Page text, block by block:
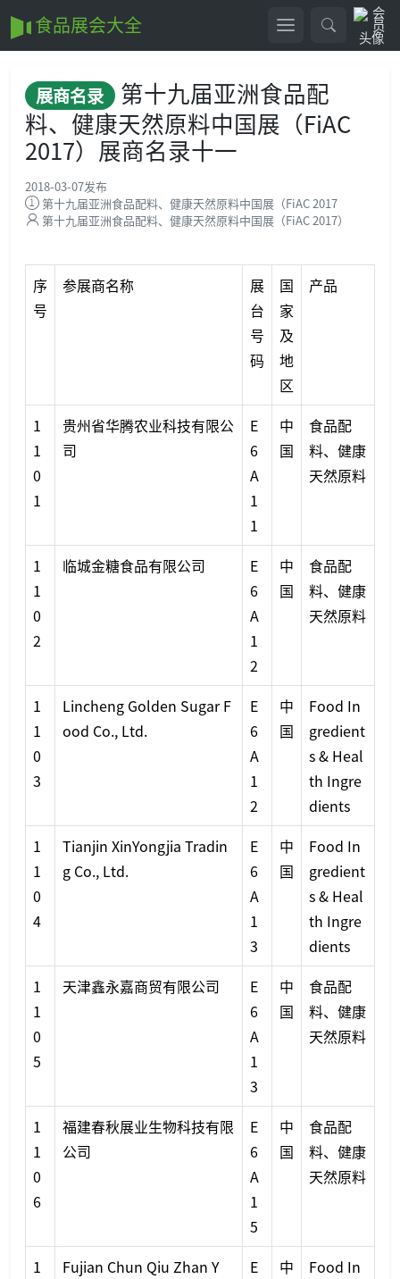
食品展会大全
展商名录 第十九届亚洲食品配
料、健康天然原料中国展（FiAC
2017）展商名录十一
2018-03-07发布
第十九届亚洲食品配料、健康天然原料中国展（FiAC 2017
第十九届亚洲食品配料、健康天然原料中国展（FiAC 2017）
序
号
参展商名称
展
台
号
码
国
家
及
地
区
产品
1
1
0
1
贵州省华腾农业科技有限公
司
E
6
A
1
1
中
国
食品配
料、健康
天然原料
1
1
0
2
临城金糖食品有限公司
E
6
A
1
2
中
国
食品配
料、健康
天然原料
1
1
0
3
Lincheng Golden Sugar F
ood Co., Ltd.
E
6
A
1
2
中
国
Food In
gredient
s & Heal
th Ingre
dients
1
1
0
4
Tianjin XinYongjia Tradin
g Co., Ltd.
E
6
A
1
3
中
国
Food In
gredient
s & Heal
th Ingre
dients
1
1
0
5
天津鑫永嘉商贸有限公司
E
6
A
1
3
中
国
食品配
料、健康
天然原料
1
1
0
6
福建春秋展业生物科技有限
公司
E
6
A
1
5
中
国
食品配
料、健康
天然原料
1
Fujian Chun Qiu Zhan Y
E
中
Food In